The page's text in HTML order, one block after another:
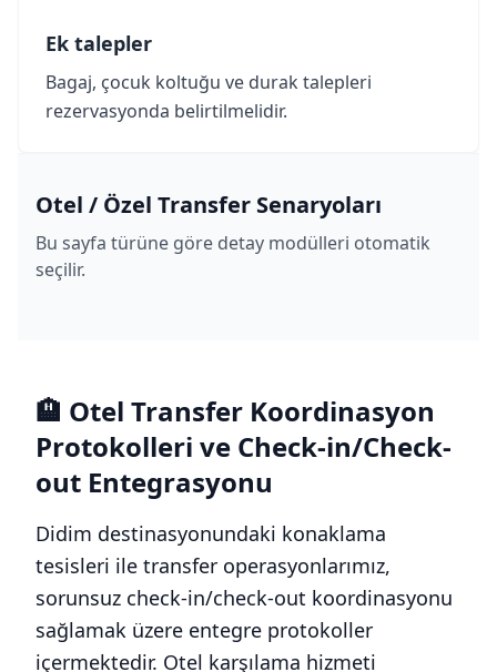
Ek talepler
Bagaj, çocuk koltuğu ve durak talepleri
rezervasyonda belirtilmelidir.
Otel / Özel Transfer Senaryoları
Bu sayfa türüne göre detay modülleri otomatik
seçilir.
🏨 Otel Transfer Koordinasyon
Protokolleri ve Check-in/Check-
out Entegrasyonu
Didim destinasyonundaki konaklama
tesisleri ile transfer operasyonlarımız,
sorunsuz check-in/check-out koordinasyonu
sağlamak üzere entegre protokoller
içermektedir. Otel karşılama hizmeti